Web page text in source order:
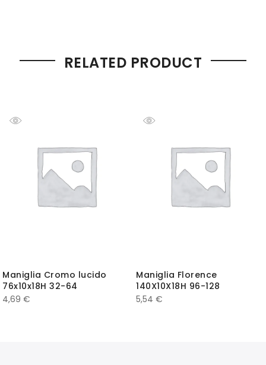
RELATED PRODUCT
Maniglia Cromo lucido
76x10x18H 32-64
4,69 €
Maniglia Florence
140X10X18H 96-128
5,54 €